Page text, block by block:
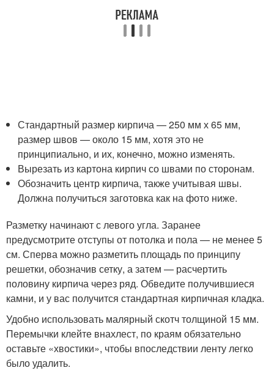
Стандартный размер кирпича — 250 мм х 65 мм,
размер швов — около 15 мм, хотя это не
принципиально, и их, конечно, можно изменять.
Вырезать из картона кирпич со швами по сторонам.
Обозначить центр кирпича, также учитывая швы.
Должна получиться заготовка как на фото ниже.
Разметку начинают с левого угла. Заранее
предусмотрите отступы от потолка и пола — не менее 5
см. Сперва можно разметить площадь по принципу
решетки, обозначив сетку, а затем — расчертить
половину кирпича через ряд. Обведите получившиеся
камни, и у вас получится стандартная кирпичная кладка.
Удобно использовать малярный скотч толщиной 15 мм.
Перемычки клейте внахлест, по краям обязательно
оставьте «хвостики», чтобы впоследствии ленту легко
было удалить.